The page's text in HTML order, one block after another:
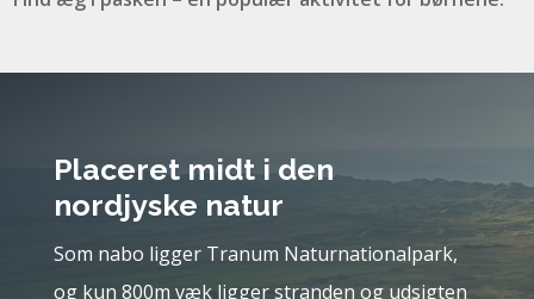
Placeret midt i den
nordjyske natur
Som nabo ligger Tranum Naturnationalpark,
og kun 800m væk ligger stranden og udsigten